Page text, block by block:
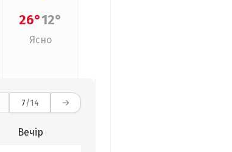
26°12°
Ясно
7/14
Вечір